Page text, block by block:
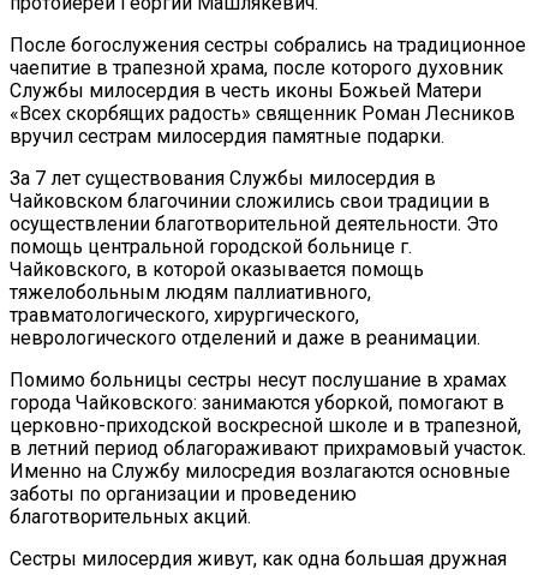
После богослужения сестры собрались на традиционное
чаепитие в трапезной храма, после которого духовник
Службы милосердия в честь иконы Божьей Матери
«Всех скорбящих радость» священник Роман Лесников
вручил сестрам милосердия памятные подарки.
За 7 лет существования Службы милосердия в
Чайковском благочинии сложились свои традиции в
осуществлении благотворительной деятельности. Это
помощь центральной городской больнице г.
Чайковского, в которой оказывается помощь
тяжелобольным людям паллиативного,
травматологического, хирургического,
неврологического отделений и даже в реанимации.
Помимо больницы сестры несут послушание в храмах
города Чайковского: занимаются уборкой, помогают в
церковно-приходской воскресной школе и в трапезной,
в летний период облагораживают прихрамовый участок.
Именно на Службу милосредия возлагаются основные
заботы по организации и проведению
благотворительных акций.
Сестры милосердия живут, как одна большая дружная